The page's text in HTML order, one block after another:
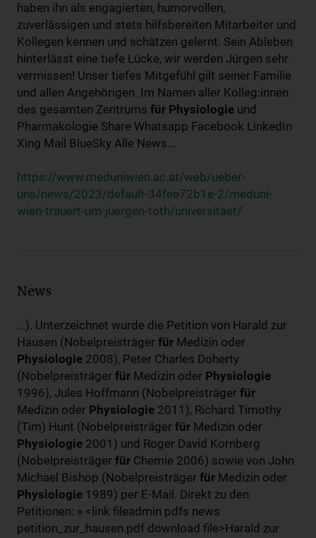
haben ihn als engagierten, humorvollen,
zuverlässigen und stets hilfsbereiten Mitarbeiter und
Kollegen kennen und schätzen gelernt. Sein Ableben
hinterlässt eine tiefe Lücke, wir werden Jürgen sehr
vermissen! Unser tiefes Mitgefühl gilt seiner Familie
und allen Angehörigen. Im Namen aller Kolleg:innen
des gesamten Zentrums für Physiologie und
Pharmakologie Share Whatsapp Facebook LinkedIn
Xing Mail BlueSky Alle News...
https://www.meduniwien.ac.at/web/ueber-
uns/news/2023/default-34fee72b1e-2/meduni-
wien-trauert-um-juergen-toth/universitaet/
News
...). Unterzeichnet wurde die Petition von Harald zur
Hausen (Nobelpreisträger für Medizin oder
Physiologie 2008), Peter Charles Doherty
(Nobelpreisträger für Medizin oder Physiologie
1996), Jules Hoffmann (Nobelpreisträger für
Medizin oder Physiologie 2011), Richard Timothy
(Tim) Hunt (Nobelpreisträger für Medizin oder
Physiologie 2001) und Roger David Kornberg
(Nobelpreisträger für Chemie 2006) sowie von John
Michael Bishop (Nobelpreisträger für Medizin oder
Physiologie 1989) per E-Mail. Direkt zu den
Petitionen: » <link fileadmin pdfs news
petition_zur_hausen.pdf download file>Harald zur